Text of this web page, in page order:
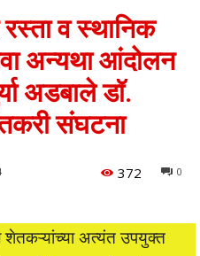
व स्थानिक
अन्यथा आंदोलन
अडबाले डॉ.
संघटना
0
372
शेतकऱ्यांच्या अत्यंत उपयुक्त